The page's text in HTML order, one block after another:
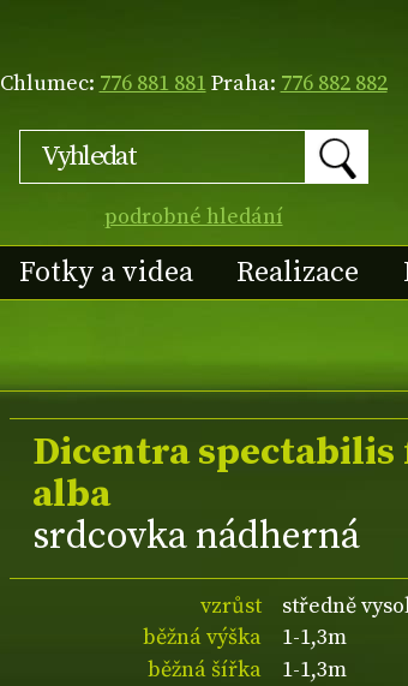
Chlumec: 776 881 881Praha: 776 882 882
podrobné hledání
Fotky a videa Realizace
Dicentra spectabilis
alba
srdcovka nádherná
vzrůst
středně
běžná výška
1-1,3m
běžná šířka
1-1,3m